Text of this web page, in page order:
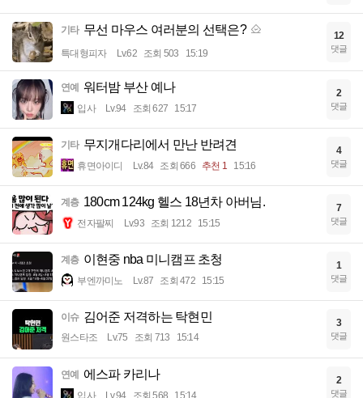
기타 무선 마우스 여러분의 선택은?
특대형피자 Lv.62 조회 503 15:19
12
댓글
연예 워터밤 부산 예나
입사 Lv.94 조회 627 15:17
2
댓글
기타 무지개다리에서 만난 반려견
휴면아이디 Lv.84 조회 666 추천 1 15:16
4
댓글
계층 180cm 124kg 헬스 18년차 아버님.
전자팔찌 Lv.93 조회 1212 15:15
7
댓글
계층 이현중 nba 미니캠프 초청
부엔까미노 Lv.87 조회 472 15:15
1
댓글
이슈 김어준 저격하는 탁현민
원스타조 Lv.75 조회 713 15:14
3
댓글
연예 에스파 카리나
입사 Lv.94 조회 568 15:14
2
댓글